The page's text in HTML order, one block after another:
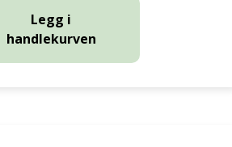
Legg i
handlekurven